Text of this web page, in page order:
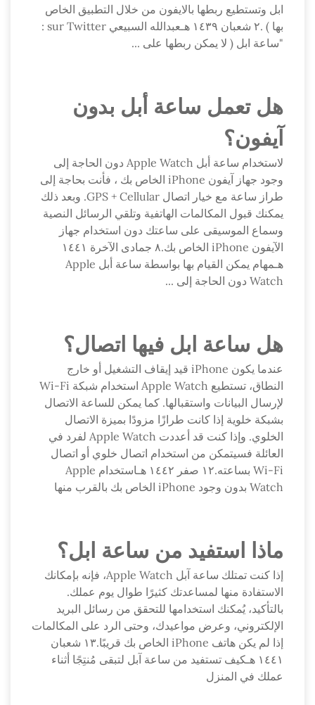
ابل وتستطيع ربطها بالايفون من خلال التطبيق الخاص
بها ) .٢ شعبان ١٤٣٩ هـعبدالله السبيعي sur Twitter :
"ساعة ابل ( لا يمكن ربطها على ...
هل تعمل ساعة أبل بدون
آيفون؟
لاستخدام ساعة أبل Apple Watch دون الحاجة إلى
وجود جهاز آيفون iPhone الخاص بك ، فأنت بحاجة إلى
طراز ساعة مع خيار اتصال GPS + Cellular. وبعد ذلك
يمكنك قبول المكالمات الهاتفية وتلقي الرسائل النصية
وسماع الموسيقى على ساعتك دون استخدام جهاز
الآيفون iPhone الخاص بك.٨ جمادى الآخرة ١٤٤١
هـمهام يمكن القيام بها بواسطة ساعة أبل Apple
Watch دون الحاجة إلى ...
هل ساعة ابل فيها اتصال؟
عندما يكون iPhone قيد إيقاف التشغيل أو خارج
النطاق، تستطيع Apple Watch استخدام شبكة Wi-Fi
لإرسال البيانات واستقبالها. كما يمكن للساعة الاتصال
بشبكة خلوية إذا كانت طرازًا مزودًا بميزة الاتصال
الخلوي. وإذا كنت قد أعددت Apple Watch لفرد في
العائلة فسيتمكن من استخدام اتصال خلوي أو اتصال
Wi-Fi بساعته.١٢ صفر ١٤٤٢ هـاستخدام Apple
Watch بدون وجود iPhone الخاص بك بالقرب منها
ماذا استفيد من ساعة ابل؟
إذا كنت تمتلك ساعة آبل Apple Watch، فإنه بإمكانك
الاستفادة منها لمساعدتك كثيرًا طوال يوم عملك.
بالتأكيد، يُمكنك استخدامها للتحقق من رسائل البريد
الإلكتروني، وعرض مواعيدك، وحتى الرد على المكالمات
إذا لم يكن هاتف iPhone الخاص بك قريبًا.١٣ شعبان
١٤٤١ هـكيف تستفيد من ساعة آبل لتبقى مُنتِجًا أثناء
عملك في المنزل